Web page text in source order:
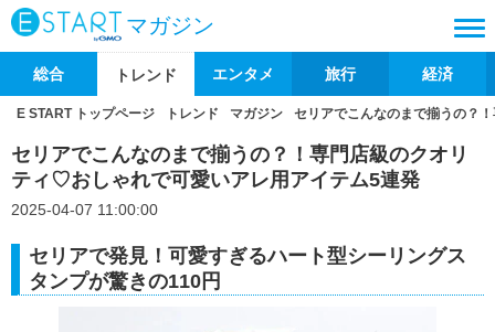
マガジン
総合 トレンド エンタメ 旅行 経済
E START トップページ トレンド マガジン セリアでこんなのまで揃うの？
セリアでこんなのまで揃うの？！専門店級のクオリ
ティ♡おしゃれで可愛いアレ用アイテム5連発
2025-04-07 11:00:00
セリアで発見！可愛すぎるハート型シーリングス
タンプが驚きの110円